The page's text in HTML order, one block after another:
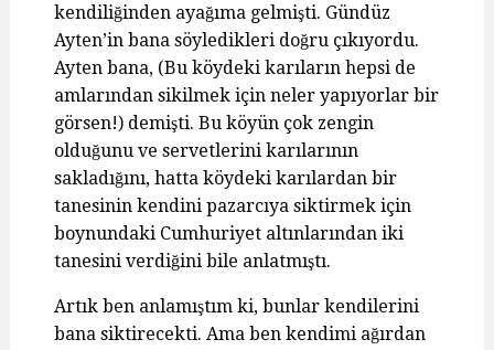
kendiliğinden ayağıma gelmişti. Gündüz
Ayten’in bana söyledikleri doğru çıkıyordu.
Ayten bana, (Bu köydeki karıların hepsi de
amlarından sikilmek için neler yapıyorlar bir
görsen!) demişti. Bu köyün çok zengin
olduğunu ve servetlerini karılarının
sakladığını, hatta köydeki karılardan bir
tanesinin kendini pazarcıya siktirmek için
boynundaki Cumhuriyet altınlarından iki
tanesini verdiğini bile anlatmıştı.
Artık ben anlamıştım ki, bunlar kendilerini
bana siktirecekti. Ama ben kendimi ağırdan